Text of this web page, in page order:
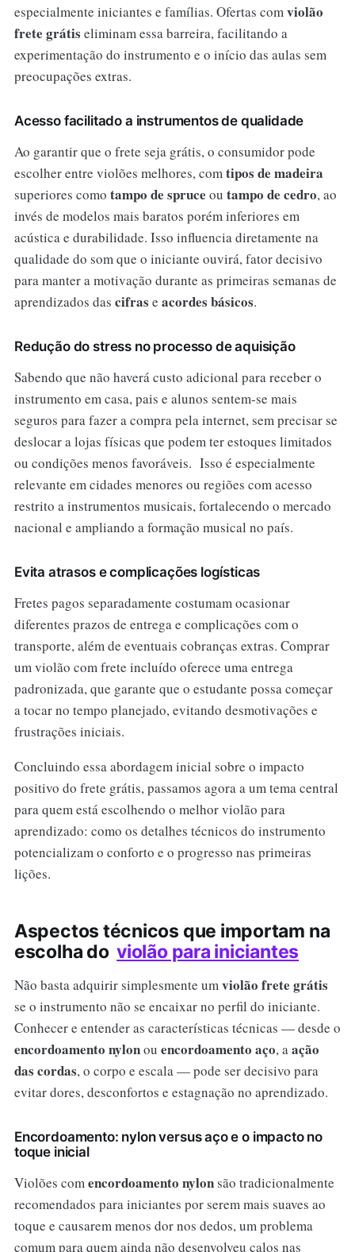
especialmente iniciantes e famílias. Ofertas com violão
frete grátis eliminam essa barreira, facilitando a
experimentação do instrumento e o início das aulas sem
preocupações extras.
Acesso facilitado a instrumentos de qualidade
Ao garantir que o frete seja grátis, o consumidor pode
escolher entre violões melhores, com tipos de madeira
superiores como tampo de spruce ou tampo de cedro, ao
invés de modelos mais baratos porém inferiores em
acústica e durabilidade. Isso influencia diretamente na
qualidade do som que o iniciante ouvirá, fator decisivo
para manter a motivação durante as primeiras semanas de
aprendizados das cifras e acordes básicos.
Redução do stress no processo de aquisição
Sabendo que não haverá custo adicional para receber o
instrumento em casa, pais e alunos sentem-se mais
seguros para fazer a compra pela internet, sem precisar se
deslocar a lojas físicas que podem ter estoques limitados
ou condições menos favoráveis. Isso é especialmente
relevante em cidades menores ou regiões com acesso
restrito a instrumentos musicais, fortalecendo o mercado
nacional e ampliando a formação musical no país.
Evita atrasos e complicações logísticas
Fretes pagos separadamente costumam ocasionar
diferentes prazos de entrega e complicações com o
transporte, além de eventuais cobranças extras. Comprar
um violão com frete incluído oferece uma entrega
padronizada, que garante que o estudante possa começar
a tocar no tempo planejado, evitando desmotivações e
frustrações iniciais.
Concluindo essa abordagem inicial sobre o impacto
positivo do frete grátis, passamos agora a um tema central
para quem está escolhendo o melhor violão para
aprendizado: como os detalhes técnicos do instrumento
potencializam o conforto e o progresso nas primeiras
lições.
Aspectos técnicos que importam na
escolha doviolão para iniciantes
Não basta adquirir simplesmente umviolão frete grátis
se o instrumento não se encaixar no perfil do iniciante.
Conhecer e entender as características técnicas — desde o
encordoamento nylonou encordoamento aço, aação
das cordas, o corpo e escala — pode ser decisivo para
evitar dores, desconfortos e estagnação no aprendizado.
Encordoamento: nylon versus aço e o impacto no
toque inicial
Violões comencordoamento nylonsão tradicionalmente
recomendados para iniciantes por serem mais suaves ao
toque e causarem menos dor nos dedos, um problema
comum para quem ainda não desenvolveu calos nas